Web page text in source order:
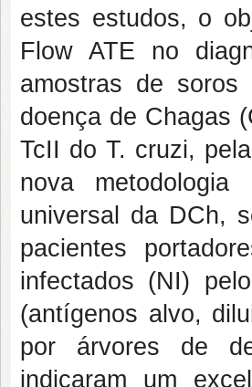
estes estudos, o
Flow ATE no
amostras de soros
doença de Chagas
TcII do T. cruzi,
nova metodologia
universal da DCh,
pacientes
infectados (NI)
(antígenos alvo,
por árvores de
indicaram um